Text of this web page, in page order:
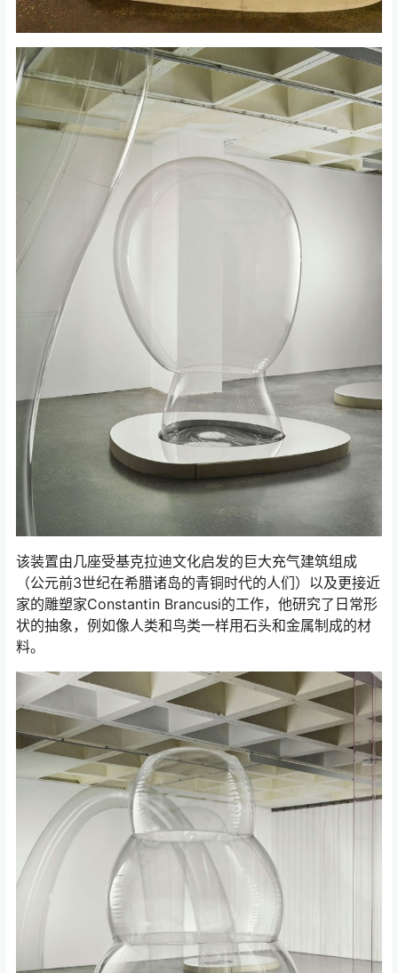
该装置由几座受基克拉迪文化启发的巨大充气建筑组成
（公元前3世纪在希腊诸岛的青铜时代的人们）以及更接近
家的雕塑家Constantin Brancusi的工作，他研究了日常形
状的抽象，例如像人类和鸟类一样用石头和金属制成的材
料。